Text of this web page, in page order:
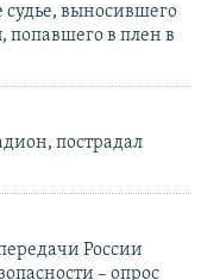
выносившего
в плен в
пострадал
России
– опрос